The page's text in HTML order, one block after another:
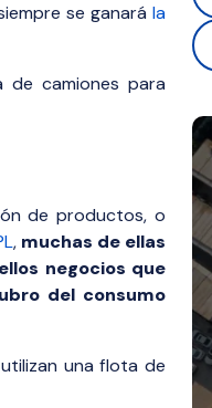
se ganará la
camiones para
de productos, o
, muchas de ellas
negocios que
del consumo
una flota de